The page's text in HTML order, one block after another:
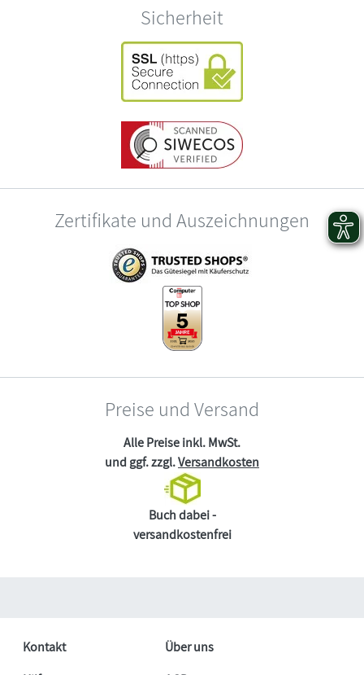
Sicherheit
Zertifikate und Auszeichnungen
Preise und Versand
Alle Preise inkl. MwSt.
und ggf. zzgl.Versandkosten
Buch dabei -
versandkostenfrei
Kontakt
Über uns